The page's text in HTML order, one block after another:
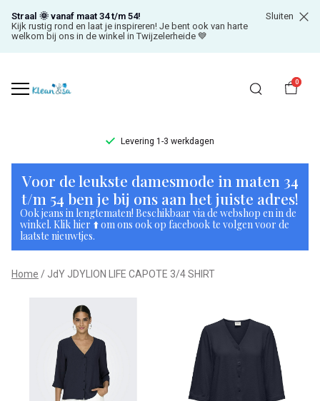
Straal 🌞 vanaf maat 34 t/m 54!
Kijk rustig rond en laat je inspireren! Je bent ook van harte
welkom bij ons in de winkel in Twijzelerheide 💙
Sluiten
0
Levering 1-3 werkdagen
JdY
JDYLION
LIFE
CAPOTE
3/4
SHIRT
Klean
Voor de leukste damesmode in maten 34
t/m 54 ben je bij ons aan het juiste adres!
Ook jeans in lengtematen! Beschikbaar via de webshop en in de
winkel. Klik hier ⬆️ om ons ook op facebook te volgen voor de
laatste nieuwtjes.
Home JdY JDYLION LIFE CAPOTE 3/4 SHIRT